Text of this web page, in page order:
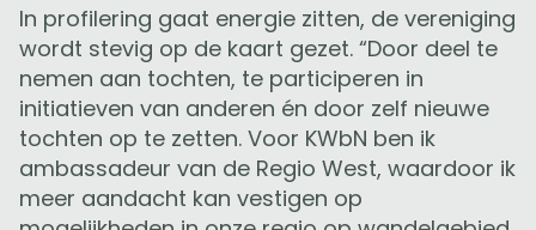
In profilering gaat energie zitten, de vereniging
wordt stevig op de kaart gezet. “Door deel te
nemen aan tochten, te participeren in
initiatieven van anderen én door zelf nieuwe
tochten op te zetten. Voor KWbN ben ik
ambassadeur van de Regio West, waardoor ik
meer aandacht kan vestigen op